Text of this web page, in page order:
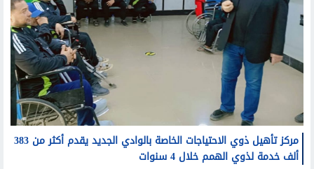
مركز تأهيل ذوي الاحتياجات الخاصة بالوادي الجديد يقدم أكثر من 383
ألف خدمة لذوي الهمم خلال 4 سنوات